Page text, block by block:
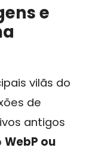
e
vilãs do
de
antigos
WebP ou